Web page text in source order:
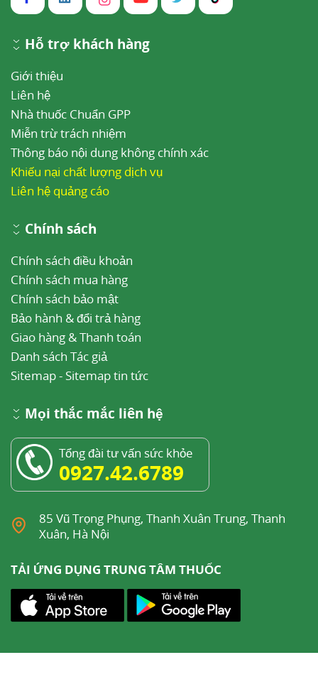
Hỗ trợ khách hàng
Giới thiệu
Liên hệ
Nhà thuốc Chuẩn GPP
Miễn trừ trách nhiệm
Thông báo nội dung không chính xác
Khiếu nại chất lượng dịch vụ
Liên hệ quảng cáo
Chính sách
Chính sách điều khoản
Chính sách mua hàng
Chính sách bảo mật
Bảo hành & đổi trả hàng
Giao hàng & Thanh toán
Danh sách Tác giả
Sitemap- Sitemap tin tức
Mọi thắc mắc liên hệ
Tổng đài tư vấn sức khỏe
0927.42.6789
85 Vũ Trọng Phụng, Thanh Xuân Trung, Thanh
Xuân, Hà Nội
TẢI ỨNG DỤNG TRUNG TÂM THUỐC